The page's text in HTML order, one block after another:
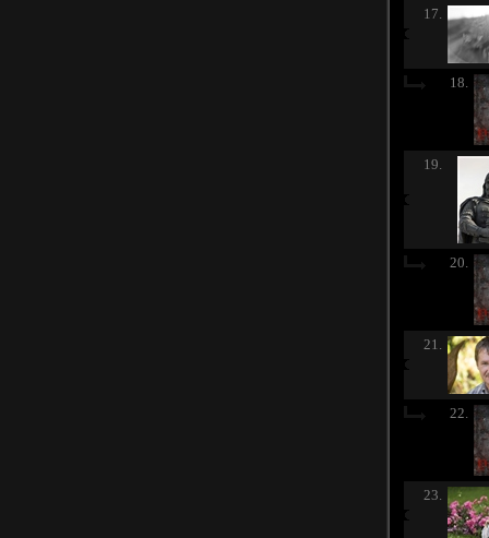
17.
18.
19.
20.
21.
22.
23.